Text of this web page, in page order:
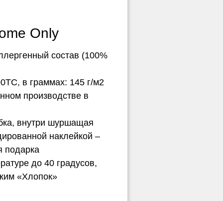
Only
состав (100%
в граммах: 145 г/м2
производстве в
внутри шуршащая
наклейкой –
подарка
до 40 градусов,
«Хлопок»